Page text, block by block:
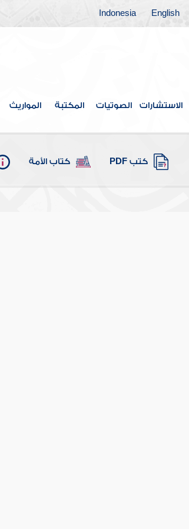
English
Indonesia
الاستشارات الصوتيات المكتبة المواريث
كتب PDF كتاب الأمة